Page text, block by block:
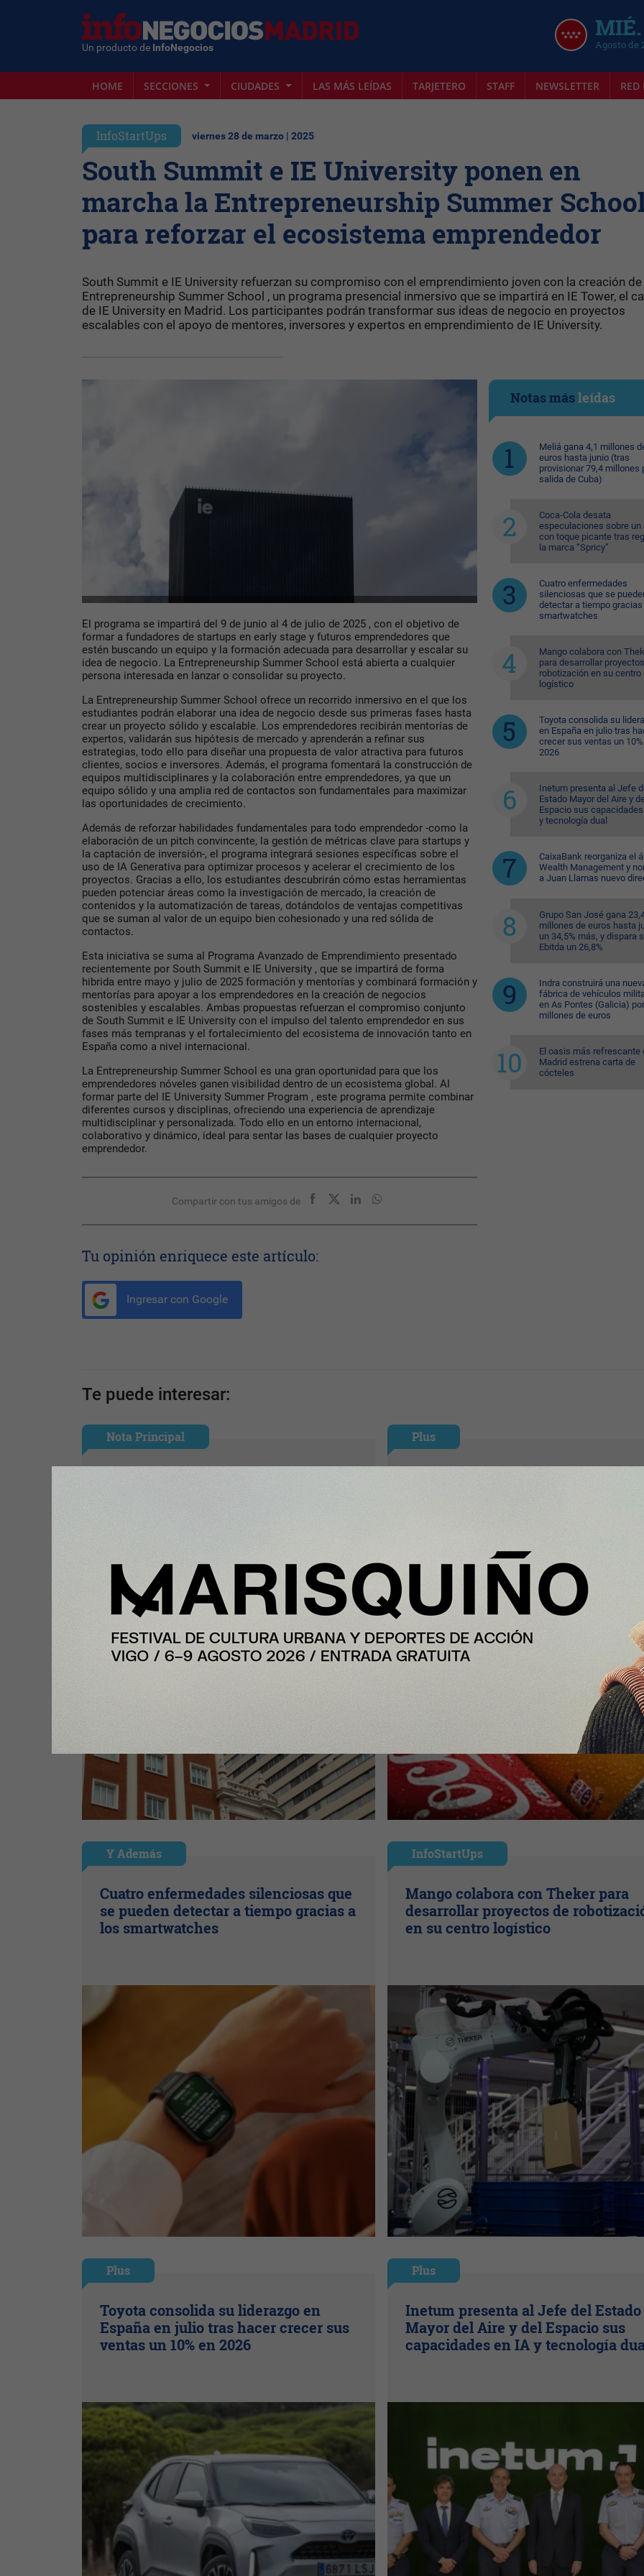
Un producto de InfoNegocios Agosto de
HOME SECCIONES CIUDADES LAS MÁS LEÍDAS TARJETERO STAFF NEWSLETTER
InfoStartUps viernes 28 de marzo | 2025
South Summit e IE University ponen en
marcha la Entrepreneurship Summer
para reforzar el ecosistema emprendedor
South Summit e IE University refuerzan su compromiso con el emprendimiento joven con la creación de
Entrepreneurship Summer School , un programa presencial inmersivo que se impartirá en IE Tower, el
de IE University en Madrid. Los participantes podrán transformar sus ideas de negocio en proyectos
escalables con el apoyo de mentores, inversores y expertos en emprendimiento de IE University.
El programa se impartirá del 9 de junio al 4 de julio de 2025 , con el objetivo de
formar a fundadores de startups en early stage y futuros emprendedores que
estén buscando un equipo y la formación adecuada para desarrollar y escalar su
idea de negocio. La Entrepreneurship Summer School está abierta a cualquier
persona interesada en lanzar o consolidar su proyecto.
La Entrepreneurship Summer School ofrece un recorrido inmersivo en el que los
estudiantes podrán elaborar una idea de negocio desde sus primeras fases hasta
crear un proyecto sólido y escalable. Los emprendedores recibirán mentorías de
expertos, validarán sus hipótesis de mercado y aprenderán a refinar sus
estrategias, todo ello para diseñar una propuesta de valor atractiva para futuros
clientes, socios e inversores. Además, el programa fomentará la construcción de
equipos multidisciplinares y la colaboración entre emprendedores, ya que un
equipo sólido y una amplia red de contactos son fundamentales para maximizar
las oportunidades de crecimiento.
Además de reforzar habilidades fundamentales para todo emprendedor -como la
elaboración de un pitch convincente, la gestión de métricas clave para startups y
la captación de inversión-, el programa integrará sesiones específicas sobre el
uso de IA Generativa para optimizar procesos y acelerar el crecimiento de los
proyectos. Gracias a ello, los estudiantes descubrirán cómo estas herramientas
pueden potenciar áreas como la investigación de mercado, la creación de
contenidos y la automatización de tareas, dotándolos de ventajas competitivas
que se suman al valor de un equipo bien cohesionado y una red sólida de
contactos.
Esta iniciativa se suma al Programa Avanzado de Emprendimiento presentado
recientemente por South Summit e IE University , que se impartirá de forma
hibrida entre mayo y julio de 2025 formación y mentorías y combinará formación y
mentorías para apoyar a los emprendedores en la creación de negocios
sostenibles y escalables. Ambas propuestas refuerzan el compromiso conjunto
de South Summit e IE University con el impulso del talento emprendedor en sus
fases más tempranas y el fortalecimiento del ecosistema de innovación tanto en
España como a nivel internacional.
La Entrepreneurship Summer School es una gran oportunidad para que los
emprendedores nóveles ganen visibilidad dentro de un ecosistema global. Al
formar parte del IE University Summer Program , este programa permite combinar
diferentes cursos y disciplinas, ofreciendo una experiencia de aprendizaje
multidisciplinar y personalizada. Todo ello en un entorno internacional,
colaborativo y dinámico, ideal para sentar las bases de cualquier proyecto
emprendedor.
Compartir con tus amigos de
Tu opinión enriquece este artículo:
Ingresar con Google
Notas másleídas
Meliá gana 4,1 millones
euros hasta junio (tras
provisionar 79,4 millones
salida de Cuba)
Coca-Cola desata
especulaciones sobre un
con toque picante tras
la marca “Spricy”
Cuatro enfermedades
silenciosas que se
detectar a tiempo
smartwatches
Mango colabora con
para desarrollar
robotización en su centro
logístico
Toyota consolida su
en España en julio tras
crecer sus ventas un
2026
Inetum presenta al Jefe
Estado Mayor del Aire y
Espacio sus
y tecnología dual
CaixaBank reorganiza el
Wealth Management y
a Juan Llamas nuevo
Grupo San José gana
millones de euros hasta
un 34,5% más, y dispara
Ebitda un 26,8%
Indra construirá una
fábrica de vehículos
en As Pontes (Galicia)
millones de euros
El oasis más refrescante
Madrid estrena carta de
cócteles
Te puede interesar:
Nota Principal
Meliá gana 4,1 millones de euros
millones por su salida de Cuba)
Plus
Y Además
Cuatro enfermedades silenciosas que
se pueden detectar a tiempo gracias a
los smartwatches
InfoStartUps
Mango colabora con Theker para
desarrollar proyectos de
en su centro logístico
Plus
Toyota consolida su liderazgo en
España en julio tras hacer crecer sus
ventas un 10% en 2026
Plus
Inetum presenta al Jefe del Estado
Mayor del Aire y del Espacio sus
capacidades en IA y tecnología